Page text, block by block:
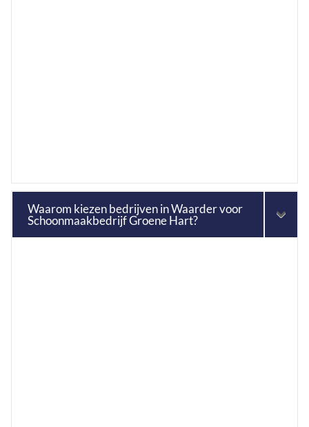
Waarom kiezen bedrijven in Waarder voor
Schoonmaakbedrijf Groene Hart?